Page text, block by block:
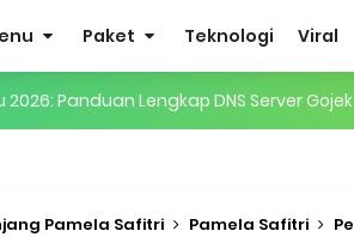
Paket Teknologi Viral
Cara Kerja, Manfaat, Contoh
Grabcar Terbaru
Pamela Safitri Pamela Safitri